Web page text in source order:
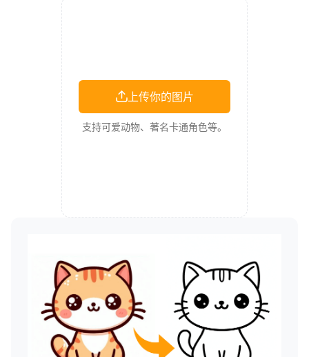
上传你的图片
支持可爱动物、著名卡通角色等。